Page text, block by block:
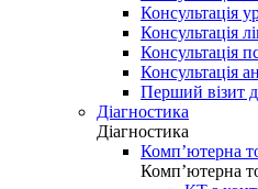
Консультація
Консультація
Консультація
Консультація
Перший візит
Діагностика
Діагностика
Комп’ютерна
Комп’ютерна